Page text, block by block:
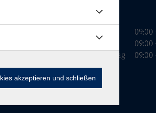
Donnerstag
Freitag
09:00
09:00
09:00
akzeptieren und schließen